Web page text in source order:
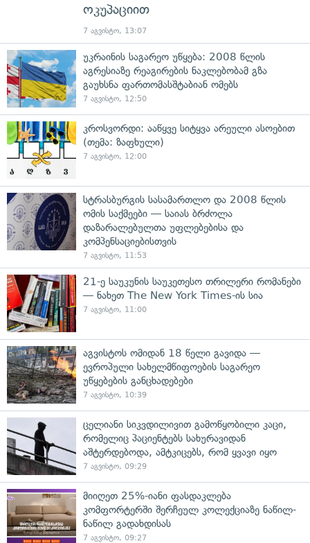
ოკუპაციით
7 აგვისტო, 13:07
უკრაინის საგარეო უწყება: 2008 წლის
აგრესიაზე რეაგირების ნაკლებობამ გზა
გაუხსნა ფართომასშტაბიან ომებს
7 აგვისტო, 12:50
კროსვორდი: ააწყვე სიტყვა არეული ასოებით
(თემა: ზაფხული)
7 აგვისტო, 12:00
სტრასბურგის სასამართლო და 2008 წლის
ომის საქმეები — საიას ბრძოლა
დაზარალებულთა უფლებებისა და
კომპენსაციებისთვის
7 აგვისტო, 11:53
21-ე საუკუნის საუკეთესო თრილერი რომანები
— ნახეთ The New York Times-ის სია
7 აგვისტო, 11:00
აგვისტოს ომიდან 18 წელი გავიდა —
ევროპული სახელმწიფოების საგარეო
უწყებების განცხადებები
7 აგვისტო, 10:39
ცელიანი სიკვდილივით გამოწყობილი კაცი,
რომელიც პაციენტებს სახურავიდან
აშტერდებოდა, ამტკიცებს, რომ ყვავი იყო
7 აგვისტო, 09:29
მიიღეთ 25%-იანი ფასდაკლება
კომფორტერში შერჩეულ კოლექციაზე ნაწილ-
ნაწილ გადახდისას
7 აგვისტო, 09:27